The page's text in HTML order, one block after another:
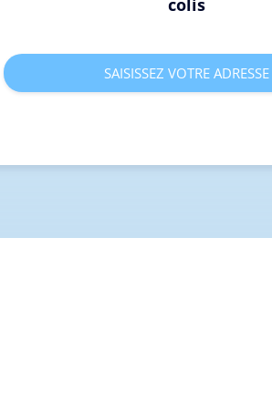
colis
SAISISSEZ VOTRE ADRESSE